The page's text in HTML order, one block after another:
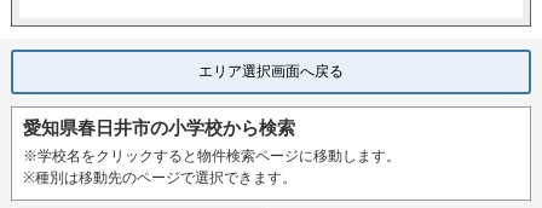
エリア選択画面へ戻る
愛知県春日井市の小学校から検索
※学校名をクリックすると物件検索ページに移動します。
※種別は移動先のページで選択できます。